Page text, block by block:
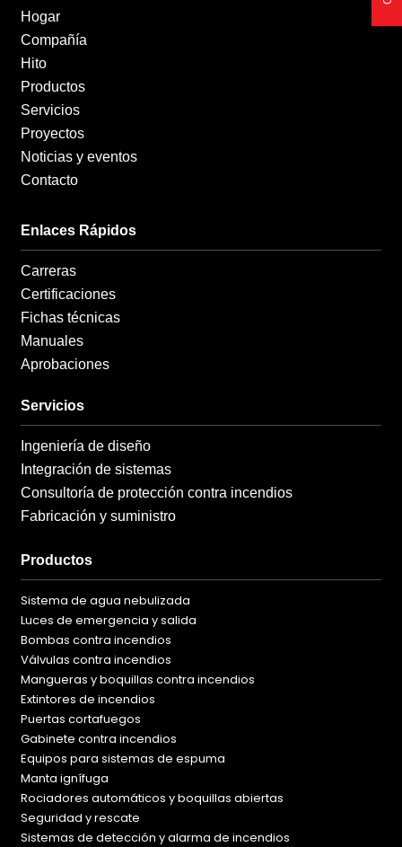
k
-
f
Hogar
Compañía
Hito
Productos
Servicios
Proyectos
Noticias y eventos
Contacto
Enlaces Rápidos
Carreras
Certificaciones
Fichas técnicas
Manuales
Aprobaciones
Servicios
Ingeniería de diseño
Integración de sistemas
Consultoría de protección contra incendios
Fabricación y suministro
Productos
Sistema de agua nebulizada
Luces de emergencia y salida
Bombas contra incendios
Válvulas contra incendios
Mangueras y boquillas contra incendios
Extintores de incendios
Puertas cortafuegos
Gabinete contra incendios
Equipos para sistemas de espuma
Manta ignífuga
Rociadores automáticos y boquillas abiertas
Seguridad y rescate
Sistemas de detección y alarma de incendios